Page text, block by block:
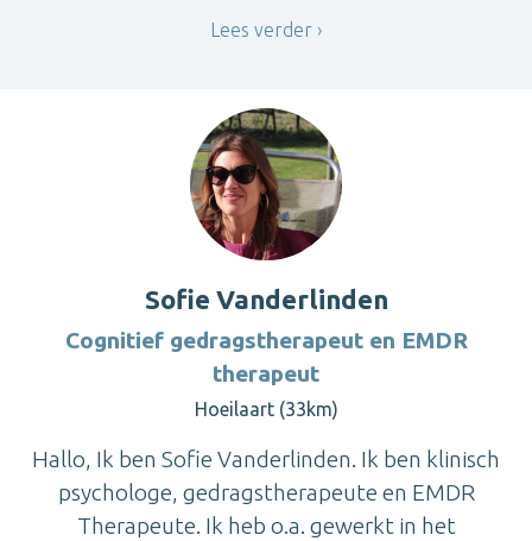
Lees verder
Sofie Vanderlinden
Cognitief gedragstherapeut en EMDR
therapeut
Hoeilaart (33km)
Hallo, Ik ben Sofie Vanderlinden. Ik ben klinisch
psychologe, gedragstherapeute en EMDR
Therapeute. Ik heb o.a. gewerkt in het